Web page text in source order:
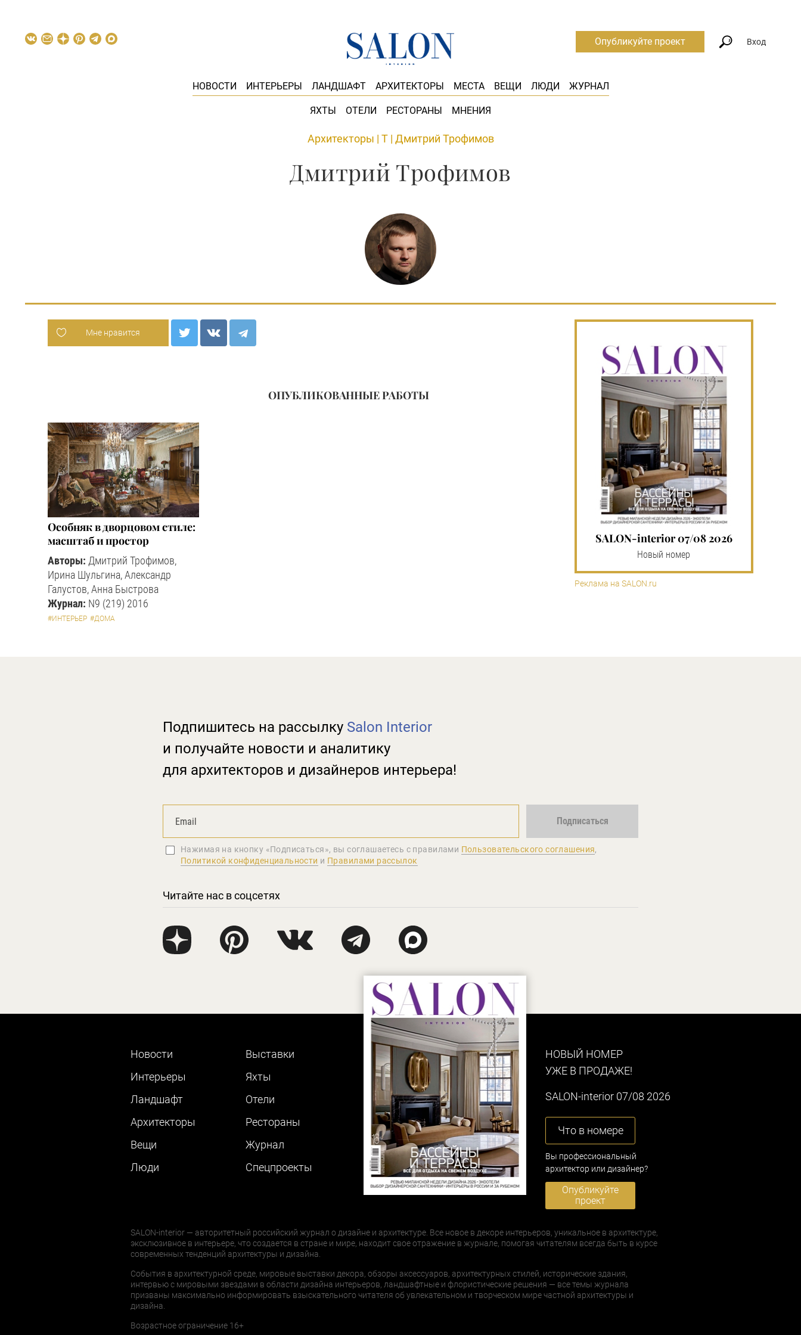
НОВОСТИ ИНТЕРЬЕРЫ ЛАНДШАФТ АРХИТЕКТОРЫ МЕСТА ВЕЩИ ЛЮДИ ЖУРНАЛ
ЯХТЫ ОТЕЛИ РЕСТОРАНЫ МНЕНИЯ
Опубликуйте проект Вход
Архитекторы | Т | Дмитрий Трофимов
Дмитрий Трофимов
Мне нравится
ОПУБЛИКОВАННЫЕ РАБОТЫ
Особняк в дворцовом стиле:
масштаб и простор
Авторы: Дмитрий Трофимов,
Ирина Шульгина, Александр
Галустов, Анна Быстрова
Журнал: N9 (219) 2016
#ИНТЕРЬЕР #ДОМА
SALON-interior 07/08 2026
Новый номер
Реклама на SALON.ru
Подпишитесь на рассылку Salon Interior
и получайте новости и аналитику
для архитекторов и дизайнеров интерьера!
Подписаться
Нажимая на кнопку «Подписаться», вы соглашаетеcь с правилами Пользовательского соглашения,
Политикой конфиденциальности и Правилами рассылок
Читайте нас в соцсетях
Новости
Интерьеры
Ландшафт
Архитекторы
Вещи
Люди
Выставки
Яхты
Отели
Рестораны
Журнал
Cпецпроекты
НОВЫЙ НОМЕР
УЖЕ В ПРОДАЖЕ!
SALON-interior 07/08 2026
Что в номере
Вы профессиональный
архитектор или дизайнер?
Опубликуйте
проект
SALON-interior — авторитетный российский журнал о дизайне и архитектуре. Все новое в декоре интерьеров, уникальное в архитектуре,
эксклюзивное в интерьере, что создается в стране и мире, находит свое отражение в журнале, помогая читателям всегда быть в курсе
современных тенденций архитектуры и дизайна.
События в архитектурной среде, мировые выставки декора, обзоры аксессуаров, архитектурных стилей, исторические здания,
интервью с мировыми звездами в области дизайна интерьеров, ландшафтные и флористические решения — все темы журнала
призваны максимально информировать взыскательного читателя об увлекательном и творческом мире частной архитектуры и
дизайна.
Возрастное ограничение 16+